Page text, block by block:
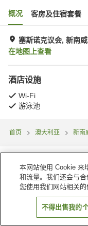
概况 客房及住宿套餐
塞斯诺克议会, 新南
在地图上查看
酒店设施
Wi-Fi
游泳池
首页 澳大利亚 新南
本网站使用 Cookie 来
和流量。我们还会与
您使用我们网站相关的
不得出售我的